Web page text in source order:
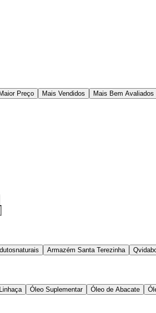
Maior Preço Mais Vendidos Mais Bem Avaliados
Armazém Santa Terezinha
Linhaça Óleo Suplementar Óleo de Abacate